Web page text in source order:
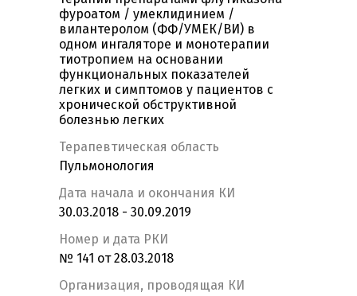
фуроатом / умеклидинием /
вилантеролом (ФФ/УМЕК/ВИ) в
одном ингаляторе и монотерапии
тиотропием на основании
функциональных показателей
легких и симптомов у пациентов с
хронической обструктивной
болезнью легких
Терапевтическая область
Пульмонология
Дата начала и окончания КИ
30.03.2018 - 30.09.2019
Номер и дата РКИ
№ 141 от 28.03.2018
Организация, проводящая КИ